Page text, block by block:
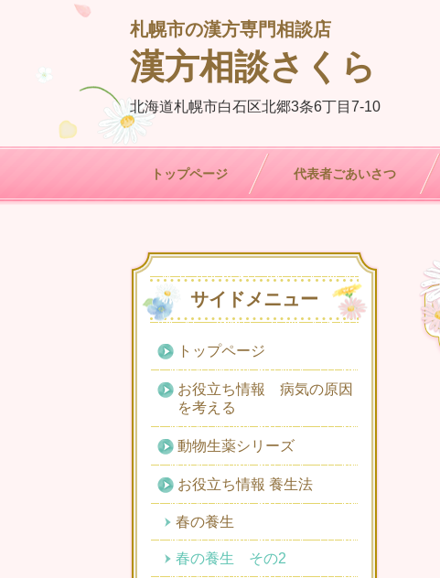
札幌市の漢方専門相談店
漢方相談さくら
北海道札幌市白石区北郷3条6丁目7-10
トップページ 代表者ごあいさつ
サイドメニュー
トップページ
お役立ち情報 病気の原因
を考える
動物生薬シリーズ
お役立ち情報 養生法
春の養生
春の養生 その2